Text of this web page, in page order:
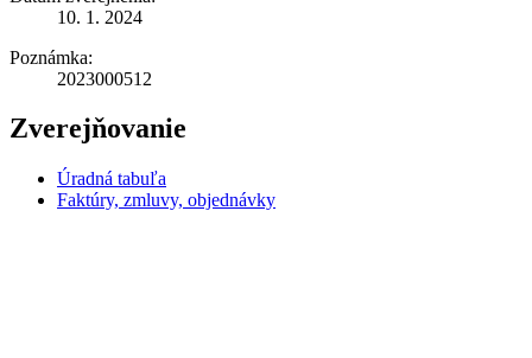
10. 1. 2024
Poznámka:
2023000512
Zverejňovanie
Úradná tabuľa
Faktúry, zmluvy, objednávky